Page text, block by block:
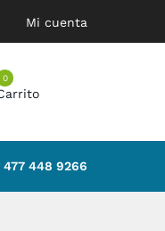
Mi cuenta
0
477 448 9266‬